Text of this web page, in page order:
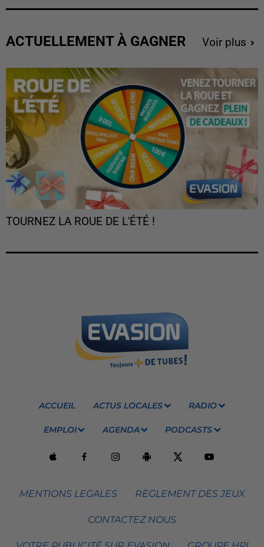
ACTUELLEMENT À GAGNER Voir plus
TOURNEZ LA ROUE DE L'ÉTÉ !
ACCUEIL ACTUS LOCALES RADIO
EMPLOI AGENDA PODCASTS
MENTIONS LEGALES RÈGLEMENT DES JEUX
CONTACTEZ NOUS